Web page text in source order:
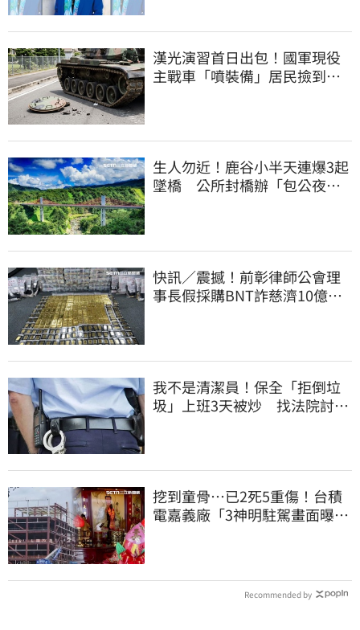
漢光演習首日出包！國軍現役
主戰車「噴裝備」居民撿到零
生人勿近！鹿谷小半天連爆3起
墜橋 公所封橋辦「包公夜
快訊／震撼！前彰律師公會理
事長假採購BNT詐慈濟10億、
我不是清潔員！保全「拒倒垃
圾」上班3天被炒 找法院討公
挖到童骨…已2死5重傷！台積
電嘉義廠「3神明駐駕畫面曝
Recommended by